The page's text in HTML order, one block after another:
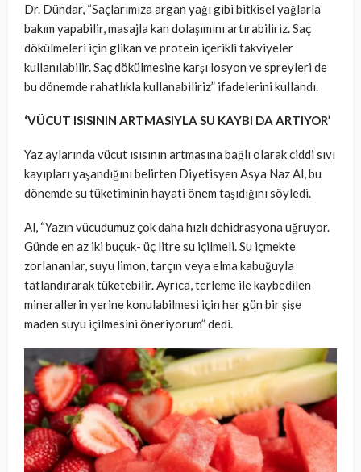
Dr. Dündar, “Saçlarımıza argan yağı gibi bitkisel yağlarla
bakım yapabilir, masajla kan dolaşımını artırabiliriz. Saç
dökülmeleri için glikan ve protein içerikli takviyeler
kullanılabilir. Saç dökülmesine karşı losyon ve spreyleri de
bu dönemde rahatlıkla kullanabiliriz” ifadelerini kullandı.
‘VÜCUT ISISININ ARTMASIYLA SU KAYBI DA ARTIYOR’
Yaz aylarında vücut ısısının artmasına bağlı olarak ciddi sıvı
kayıpları yaşandığını belirten Diyetisyen Asya Naz Al, bu
dönemde su tüketiminin hayati önem taşıdığını söyledi.
Al, “Yazın vücudumuz çok daha hızlı dehidrasyona uğruyor.
Günde en az iki buçuk- üç litre su içilmeli. Su içmekte
zorlananlar, suyu limon, tarçın veya elma kabuğuyla
tatlandırarak tüketebilir. Ayrıca, terleme ile kaybedilen
minerallerin yerine konulabilmesi için her gün bir şişe
maden suyu içilmesini öneriyorum” dedi.